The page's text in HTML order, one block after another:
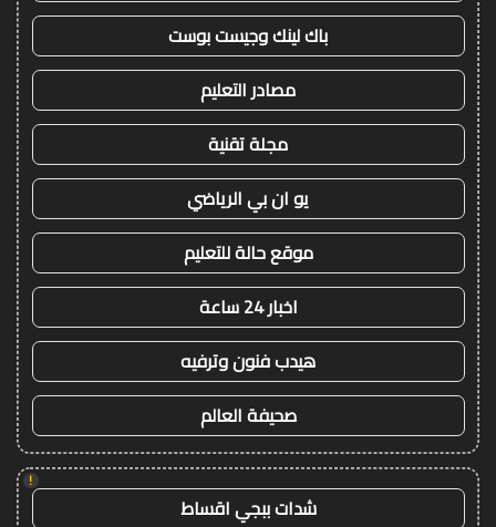
باك لينك وجيست بوست
مصادر التعليم
مجلة تقنية
يو ان بي الرياضي
موقع حالة للتعليم
اخبار 24 ساعة
هيدب فنون وترفيه
صحيفة العالم
!
شدات ببجي اقساط